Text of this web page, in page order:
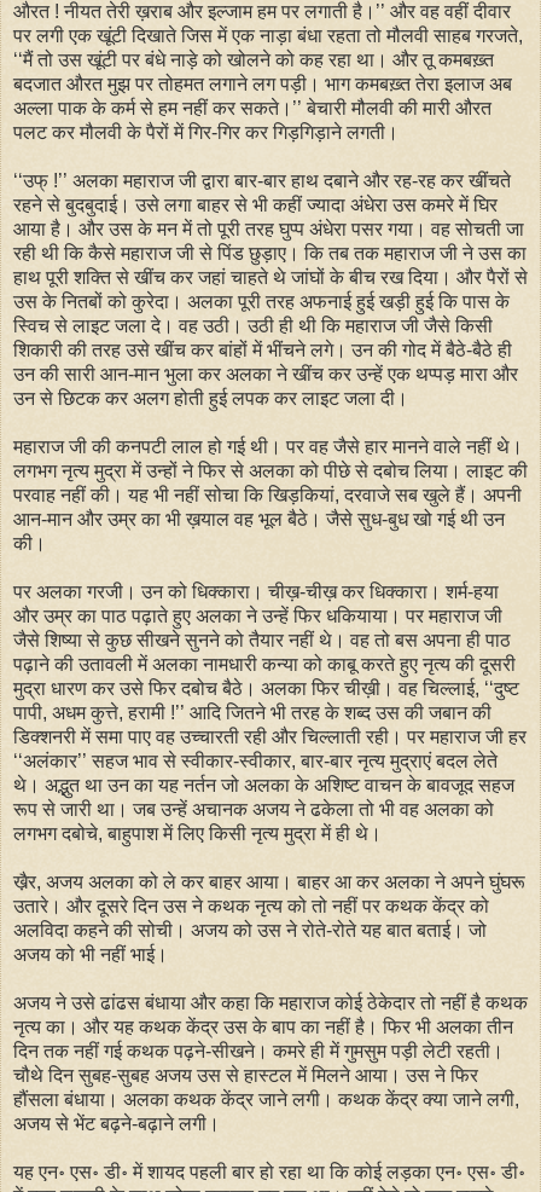
औरत ! नीयत तेरी ख़राब और इल्जाम हम पर लगाती है।’’ और वह वहीं दीवार
पर लगी एक खूंटी दिखाते जिस में एक नाड़ा बंधा रहता तो मौलवी साहब गरजते,
‘‘मैं तो उस खूंटी पर बंधे नाड़े को खोलने को कह रहा था। और तू कमबख़्त
बदजात औरत मुझ पर तोहमत लगाने लग पड़ी। भाग कमबख़्त तेरा इलाज अब
अल्ला पाक के कर्म से हम नहीं कर सकते।’’ बेचारी मौलवी की मारी औरत
पलट कर मौलवी के पैरों में गिर-गिर कर गिड़गिड़ाने लगती।
‘‘उफ् !’’ अलका महाराज जी द्वारा बार-बार हाथ दबाने और रह-रह कर खींचते
रहने से बुदबुदाई। उसे लगा बाहर से भी कहीं ज्यादा अंधेरा उस कमरे में घिर
आया है। और उस के मन में तो पूरी तरह घुप्प अंधेरा पसर गया। वह सोचती जा
रही थी कि कैसे महाराज जी से पिंड छुड़ाए। कि तब तक महाराज जी ने उस का
हाथ पूरी शक्ति से खींच कर जहां चाहते थे जांघों के बीच रख दिया। और पैरों से
उस के नितबों को कुरेदा। अलका पूरी तरह अफनाई हुई खड़ी हुई कि पास के
स्विच से लाइट जला दे। वह उठी। उठी ही थी कि महाराज जी जैसे किसी
शिकारी की तरह उसे खींच कर बांहों में भींचने लगे। उन की गोद में बैठे-बैठे ही
उन की सारी आन-मान भुला कर अलका ने खींच कर उन्हें एक थप्पड़ मारा और
उन से छिटक कर अलग होती हुई लपक कर लाइट जला दी।
महाराज जी की कनपटी लाल हो गई थी। पर वह जैसे हार मानने वाले नहीं थे।
लगभग नृत्य मुद्रा में उन्हों ने फिर से अलका को पीछे से दबोच लिया। लाइट की
परवाह नहीं की। यह भी नहीं सोचा कि खिड़कियां, दरवाजे सब खुले हैं। अपनी
आन-मान और उम्र का भी ख़याल वह भूल बैठे। जैसे सुध-बुध खो गई थी उन
की।
पर अलका गरजी। उन को धिक्कारा। चीख़-चीख़ कर धिक्कारा। शर्म-हया
और उम्र का पाठ पढ़ाते हुए अलका ने उन्हें फिर धकियाया। पर महाराज जी
जैसे शिष्या से कुछ सीखने सुनने को तैयार नहीं थे। वह तो बस अपना ही पाठ
पढ़ाने की उतावली में अलका नामधारी कन्या को काबू करते हुए नृत्य की दूसरी
मुद्रा धारण कर उसे फिर दबोच बैठे। अलका फिर चीख़ी। वह चिल्लाई, ‘‘दुष्ट
पापी, अधम कुत्ते, हरामी !’’ आदि जितने भी तरह के शब्द उस की जबान की
डिक्शनरी में समा पाए वह उच्चारती रही और चिल्लाती रही। पर महाराज जी हर
‘‘अलंकार’’ सहज भाव से स्वीकार-स्वीकार, बार-बार नृत्य मुद्राएं बदल लेते
थे। अद्भुत था उन का यह नर्तन जो अलका के अशिष्ट वाचन के बावजूद सहज
रूप से जारी था। जब उन्हें अचानक अजय ने ढकेला तो भी वह अलका को
लगभग दबोचे, बाहुपाश में लिए किसी नृत्य मुद्रा में ही थे।
खै़र, अजय अलका को ले कर बाहर आया। बाहर आ कर अलका ने अपने घुंघरू
उतारे। और दूसरे दिन उस ने कथक नृत्य को तो नहीं पर कथक केंद्र को
अलविदा कहने की सोची। अजय को उस ने रोते-रोते यह बात बताई। जो
अजय को भी नहीं भाई।
अजय ने उसे ढांढस बंधाया और कहा कि महाराज कोई ठेकेदार तो नहीं है कथक
नृत्य का। और यह कथक केंद्र उस के बाप का नहीं है। फिर भी अलका तीन
दिन तक नहीं गई कथक पढ़ने-सीखने। कमरे ही में गुमसुम पड़ी लेटी रहती।
चौथे दिन सुबह-सुबह अजय उस से हास्टल में मिलने आया। उस ने फिर
हौंसला बंधाया। अलका कथक केंद्र जाने लगी। कथक केंद्र क्या जाने लगी,
अजय से भेंट बढ़ने-बढ़ाने लगी।
यह एन॰ एस॰ डी॰ में शायद पहली बार हो रहा था कि कोई लड़का एन॰ एस॰ डी॰